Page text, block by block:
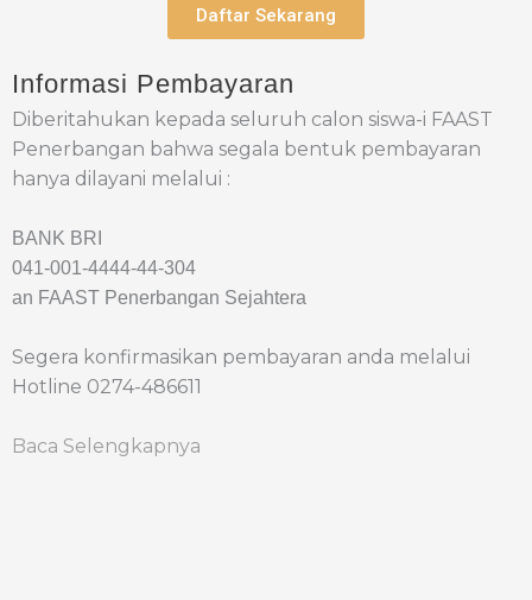
Daftar Sekarang
Informasi Pembayaran
Diberitahukan kepada seluruh calon siswa-i FAAST
Penerbangan bahwa segala bentuk pembayaran
hanya dilayani melalui :
BANK BRI
041-001-4444-44-304
an FAAST Penerbangan Sejahtera
Segera konfirmasikan pembayaran anda melalui
Hotline 0274-486611
Baca Selengkapnya